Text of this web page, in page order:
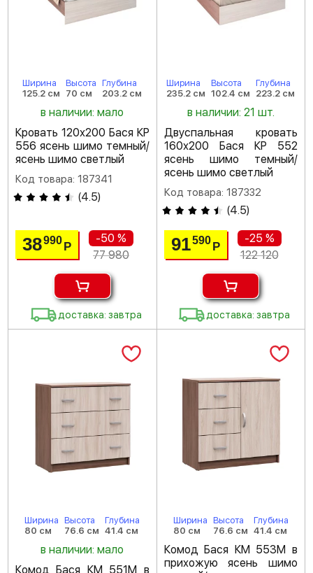
Ширина
125.2 см
Высота
70 см
Глубина
203.2 см
в наличии: мало
Кровать 120х200 Бася КР
556 ясень шимо темный/
ясень шимо светлый
Код товара: 187341
(4.5)
38990Р
-50 %
77 980
доставка: завтра
Ширина
235.2 см
Высота
102.4 см
Глубина
223.2 см
в наличии: 21 шт.
Двуспальная кровать
160х200 Бася КР 552
ясень шимо темный/
ясень шимо светлый
Код товара: 187332
(4.5)
91590 Р
-25 %
122 120
доставка: завтра
Ширина
80 см
Высота
76.6 см
Глубина
41.4 см
в наличии: мало
Комод Бася КМ 551М в
Ширина
80 см
Высота
76.6 см
Глубина
41.4 см
Комод Бася КМ 553М в
прихожую ясень шимо